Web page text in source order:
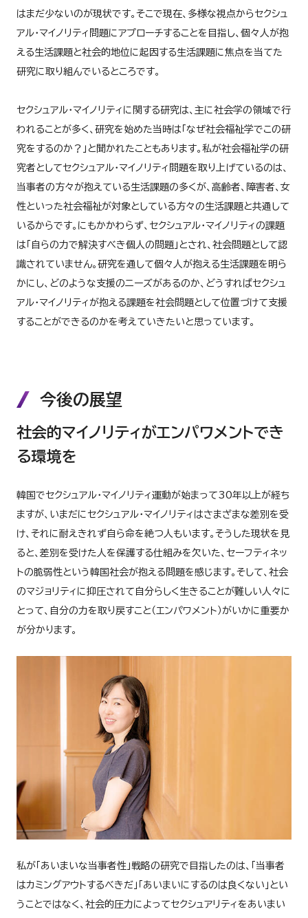
はまだ少ないのが現状です。そこで現在、多様な視点からセクシュ
アル・マイノリティ問題にアプローチすることを目指し、個々人が抱
える生活課題と社会的地位に起因する生活課題に焦点を当てた
研究に取り組んでいるところです。
セクシュアル・マイノリティに関する研究は、主に社会学の領域で行
われることが多く、研究を始めた当時は「なぜ社会福祉学でこの研
究をするのか？」と聞かれたこともあります。私が社会福祉学の研
究者としてセクシュアル・マイノリティ問題を取り上げているのは、
当事者の方々が抱えている生活課題の多くが、高齢者、障害者、女
性といった社会福祉が対象としている方々の生活課題と共通して
いるからです。にもかかわらず、セクシュアル・マイノリティの課題
は「自らの力で解決すべき個人の問題」とされ、社会問題として認
識されていません。研究を通して個々人が抱える生活課題を明ら
かにし、どのような支援のニーズがあるのか、どうすればセクシュ
アル・マイノリティが抱える課題を社会問題として位置づけて支援
することができるのかを考えていきたいと思っています。
今後の展望
社会的マイノリティがエンパワメントでき
る環境を
韓国でセクシュアル・マイノリティ運動が始まって30年以上が経ち
ますが、いまだにセクシュアル・マイノリティはさまざまな差別を受
け、それに耐えきれず自ら命を絶つ人もいます。そうした現状を見
ると、差別を受けた人を保護する仕組みを欠いた、セーフティネッ
トの脆弱性という韓国社会が抱える問題を感じます。そして、社会
のマジョリティに抑圧されて自分らしく生きることが難しい人々に
とって、自分の力を取り戻すこと（エンパワメント）がいかに重要か
が分かります。
私が「あいまいな当事者性」戦略の研究で目指したのは、「当事者
はカミングアウトするべきだ」「あいまいにするのは良くない」とい
うことではなく、社会的圧力によってセクシュアリティをあいまい